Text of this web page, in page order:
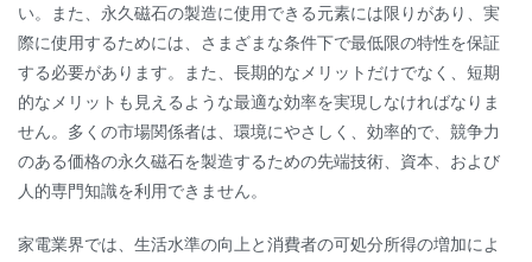
い。また、永久磁石の製造に使用できる元素には限りがあり、実
際に使用するためには、さまざまな条件下で最低限の特性を保証
する必要があります。また、長期的なメリットだけでなく、短期
的なメリットも見えるような最適な効率を実現しなければなりま
せん。多くの市場関係者は、環境にやさしく、効率的で、競争力
のある価格の永久磁石を製造するための先端技術、資本、および
人的専門知識を利用できません。
家電業界では、生活水準の向上と消費者の可処分所得の増加によ